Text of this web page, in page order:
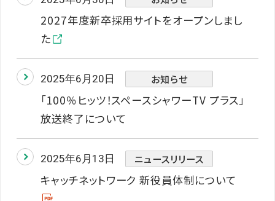
2027年度新卒採用サイトをオープンしまし
た
2025年6月20日 お知らせ
「100％ヒッツ！スペースシャワーTV プラス」
放送終了について
2025年6月13日 ニュースリリース
キャッチネットワーク 新役員体制について